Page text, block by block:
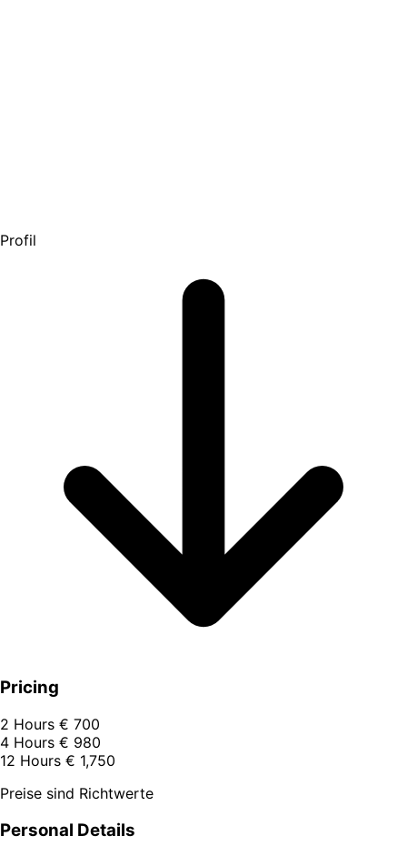
Profil
Pricing
2 Hours € 700
4 Hours € 980
12 Hours € 1,750
Preise sind Richtwerte
Personal Details